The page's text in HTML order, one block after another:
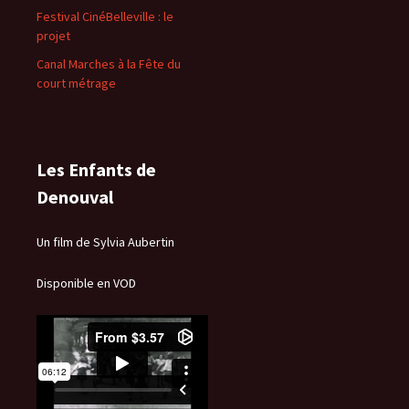
Festival CinéBelleville : le
projet
Canal Marches à la Fête du
court métrage
Les Enfants de
Denouval
Un film de Sylvia Aubertin
Disponible en VOD